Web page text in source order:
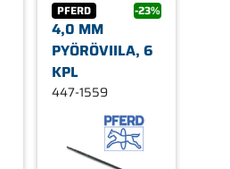
PFERD -23%
4,0 MM
PYÖRÖVIILA, 6
KPL
447-1559